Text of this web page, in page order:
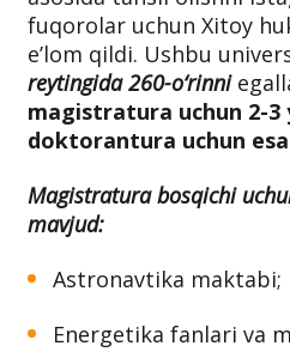
fuqorolar uchun Xitoy
e’lom qildi. Ushbu
reytingida 260-o‘rinni
magistratura uchun 2-3
doktorantura uchun
Magistratura bosqichi
mavjud:
Astronavtika maktabi;
Energetika fanlari va